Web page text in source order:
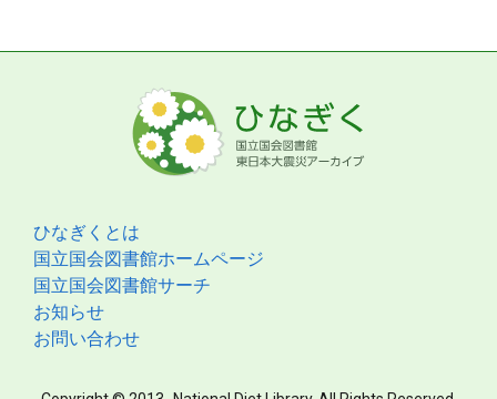
ひなぎくとは
国立国会図書館ホームページ
国立国会図書館サーチ
お知らせ
お問い合わせ